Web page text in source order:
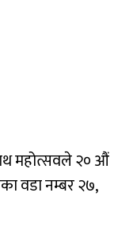
महोत्सवले २० औं
वडा नम्बर २७,